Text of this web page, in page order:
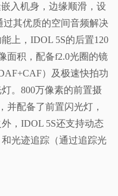
入机身，边缘顺滑，设
过其优质的空间音频解决
上，IDOL 5S的后置120
面积，配备f2.0光圈的镜
）及极速快拍功
。800万像素的前置摄
并配备了前置闪光灯，
，IDOL 5S还支持动态
光迹追踪（通过追踪光